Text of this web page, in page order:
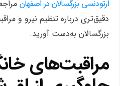
ارتودنسی بزرگسالان در اصفهان
دقیق‌تری درباره تنظیم نیرو و
بزرگسالان به‌دست آورید.
مراقبت‌های